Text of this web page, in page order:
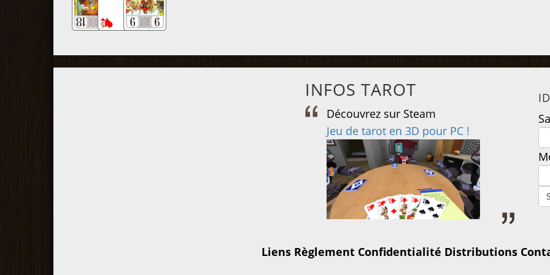
INFOS TAROT
Découvrez sur Steam
Jeu de tarot en 3D pour PC !
Liens Règlement Confidentialité Distributions